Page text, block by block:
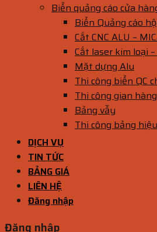
Biển quảng cáo cửa
Biển Quảng cáo
Cắt CNC ALU –
Cắt laser kim loại
Mặt dựng Alu
Thi công biển QC
Thi công gian
Bảng vẫy
Thi công bảng
DỊCH VỤ
TIN TỨC
BẢNG GIÁ
LIÊN HỆ
Đăng nhập
Đăng nhập